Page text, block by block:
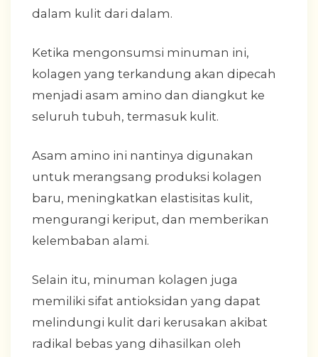
dalam kulit dari dalam.
Ketika mengonsumsi minuman ini,
kolagen yang terkandung akan dipecah
menjadi asam amino dan diangkut ke
seluruh tubuh, termasuk kulit.
Asam amino ini nantinya digunakan
untuk merangsang produksi kolagen
baru, meningkatkan elastisitas kulit,
mengurangi keriput, dan memberikan
kelembaban alami.
Selain itu, minuman kolagen juga
memiliki sifat antioksidan yang dapat
melindungi kulit dari kerusakan akibat
radikal bebas yang dihasilkan oleh